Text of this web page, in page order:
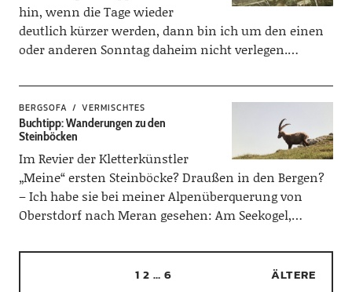
hin, wenn die Tage wieder
deutlich kürzer werden, dann bin ich um den einen
oder anderen Sonntag daheim nicht verlegen.…
BERGSOFA VERMISCHTES
Buchtipp: Wanderungen zu den
Steinböcken
Im Revier der Kletterkünstler
„Meine“ ersten Steinböcke? Draußen in den Bergen?
– Ich habe sie bei meiner Alpenüberquerung von
Oberstdorf nach Meran gesehen: Am Seekogel,…
1 2 … 6 ÄLTERE